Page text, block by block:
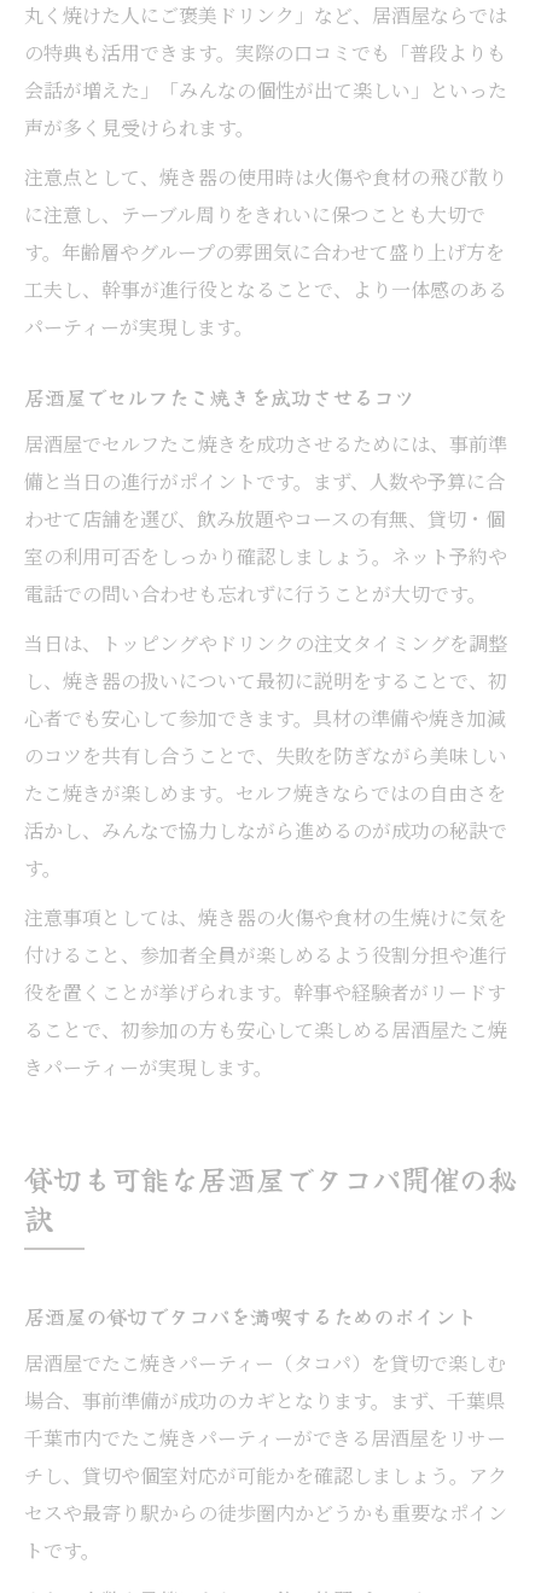
丸く焼けた人にご褒美ドリンク」など、居酒屋ならでは
の特典も活用できます。実際の口コミでも「普段よりも
会話が増えた」「みんなの個性が出て楽しい」といった
声が多く見受けられます。
注意点として、焼き器の使用時は火傷や食材の飛び散り
に注意し、テーブル周りをきれいに保つことも大切で
す。年齢層やグループの雰囲気に合わせて盛り上げ方を
工夫し、幹事が進行役となることで、より一体感のある
パーティーが実現します。
居酒屋でセルフたこ焼きを成功させるコツ
居酒屋でセルフたこ焼きを成功させるためには、事前準
備と当日の進行がポイントです。まず、人数や予算に合
わせて店舗を選び、飲み放題やコースの有無、貸切・個
室の利用可否をしっかり確認しましょう。ネット予約や
電話での問い合わせも忘れずに行うことが大切です。
当日は、トッピングやドリンクの注文タイミングを調整
し、焼き器の扱いについて最初に説明をすることで、初
心者でも安心して参加できます。具材の準備や焼き加減
のコツを共有し合うことで、失敗を防ぎながら美味しい
たこ焼きが楽しめます。セルフ焼きならではの自由さを
活かし、みんなで協力しながら進めるのが成功の秘訣で
す。
注意事項としては、焼き器の火傷や食材の生焼けに気を
付けること、参加者全員が楽しめるよう役割分担や進行
役を置くことが挙げられます。幹事や経験者がリードす
ることで、初参加の方も安心して楽しめる居酒屋たこ焼
きパーティーが実現します。
貸切も可能な居酒屋でタコパ開催の秘
訣
居酒屋の貸切でタコパを満喫するためのポイント
居酒屋でたこ焼きパーティー（タコパ）を貸切で楽しむ
場合、事前準備が成功のカギとなります。まず、千葉県
千葉市内でたこ焼きパーティーができる居酒屋をリサー
チし、貸切や個室対応が可能かを確認しましょう。アク
セスや最寄り駅からの徒歩圏内かどうかも重要なポイン
トです。